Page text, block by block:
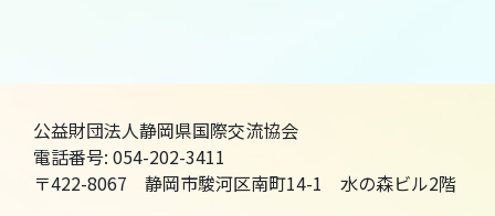
公益財団法人静岡県国際交流協会
電話番号: 054-202-3411
〒422-8067 静岡市駿河区南町14-1 水の森ビル2階